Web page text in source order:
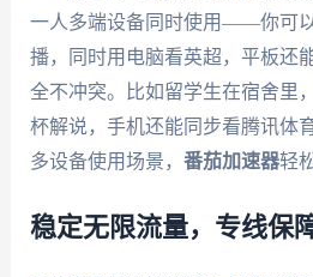
一人多端设备同时使用——你可
播，同时用电脑看英超，平板还
全不冲突。比如留学生在宿舍里
杯解说，手机还能同步看腾讯体
多设备使用场景， 番茄加速器轻
稳定无限流量，专线保